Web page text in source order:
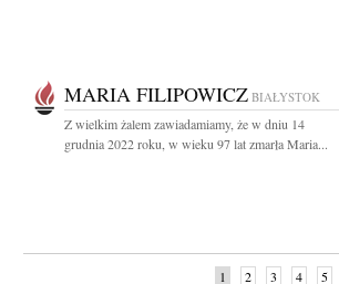
MARIA FILIPOWICZ BIAŁYSTOK
Z wielkim żalem zawiadamiamy, że w dniu 14
grudnia 2022 roku, w wieku 97 lat zmarła Maria...
1 2 3 4 5